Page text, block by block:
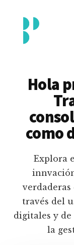
contenido
principal
menu
Piedrahita
docente
pedagógico
educativas
digitales
inteligencia
artificial.
Hola
como
Explora
verdaderas
través del
digitales y
la